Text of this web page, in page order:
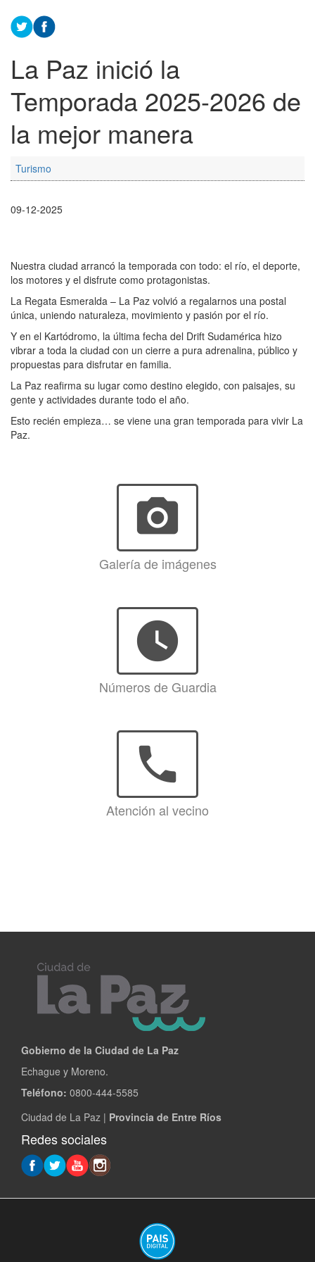
La Paz inició la
Temporada 2025-2026 de
la mejor manera
Turismo
09-12-2025
Nuestra ciudad arrancó la temporada con todo: el río, el deporte,
los motores y el disfrute como protagonistas.
La Regata Esmeralda – La Paz volvió a regalarnos una postal
única, uniendo naturaleza, movimiento y pasión por el río.
Y en el Kartódromo, la última fecha del Drift Sudamérica hizo
vibrar a toda la ciudad con un cierre a pura adrenalina, público y
propuestas para disfrutar en familia.
La Paz reafirma su lugar como destino elegido, con paisajes, su
gente y actividades durante todo el año.
Esto recién empieza… se viene una gran temporada para vivir La
Paz.
photo_camera
Galería de imágenes
watch_later
Números de Guardia
phone
Atención al vecino
Gobierno de la Ciudad de La Paz
Echague y Moreno.
Teléfono: 0800-444-5585
Ciudad de La Paz | Provincia de Entre Ríos
Redes sociales